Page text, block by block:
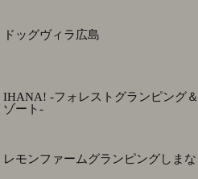
ドッグヴィラ広島
IHANA! -フォレストグランピング＆
ゾート-
レモンファームグランピングしまな